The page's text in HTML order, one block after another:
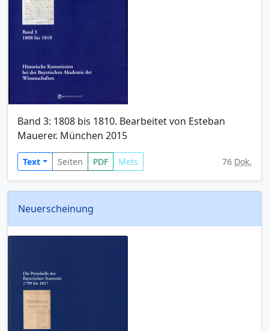
Band 3: 1808 bis 1810. Bearbeitet von Esteban
Mauerer. München 2015
Text Seiten PDF Mets 76 Dok.
Neuerscheinung